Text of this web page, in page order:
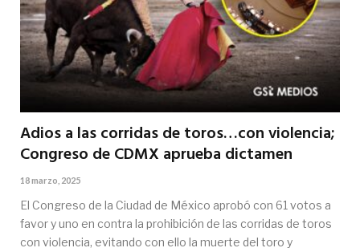
Adios a las corridas de toros…con violencia;
Congreso de CDMX aprueba dictamen
18 marzo, 2025
El Congreso de la Ciudad de México aprobó con 61 votos a
favor y uno en contra la prohibición de las corridas de toros
con violencia, evitando con ello la muerte del toro y